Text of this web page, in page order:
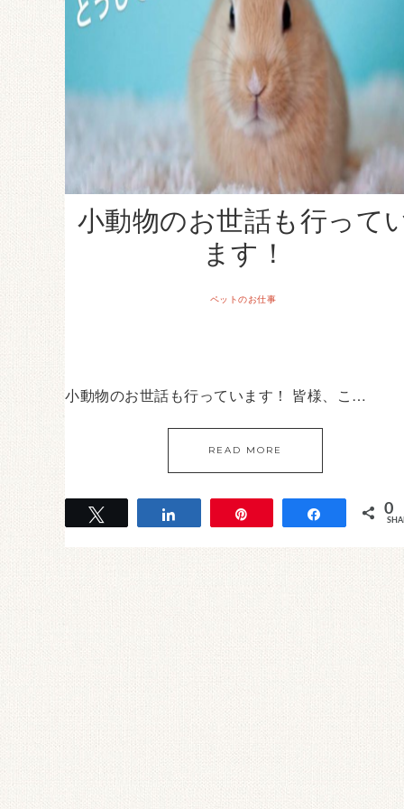
小動物のお世話も行って
ます！
ペットのお仕事
小動物のお世話も行っています！ 皆様、こ…
READ MORE
Share 0